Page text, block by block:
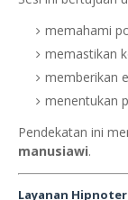
memahami
memastikan
memberikan
menentukan
Pendekatan ini
manusiawi.
Layanan